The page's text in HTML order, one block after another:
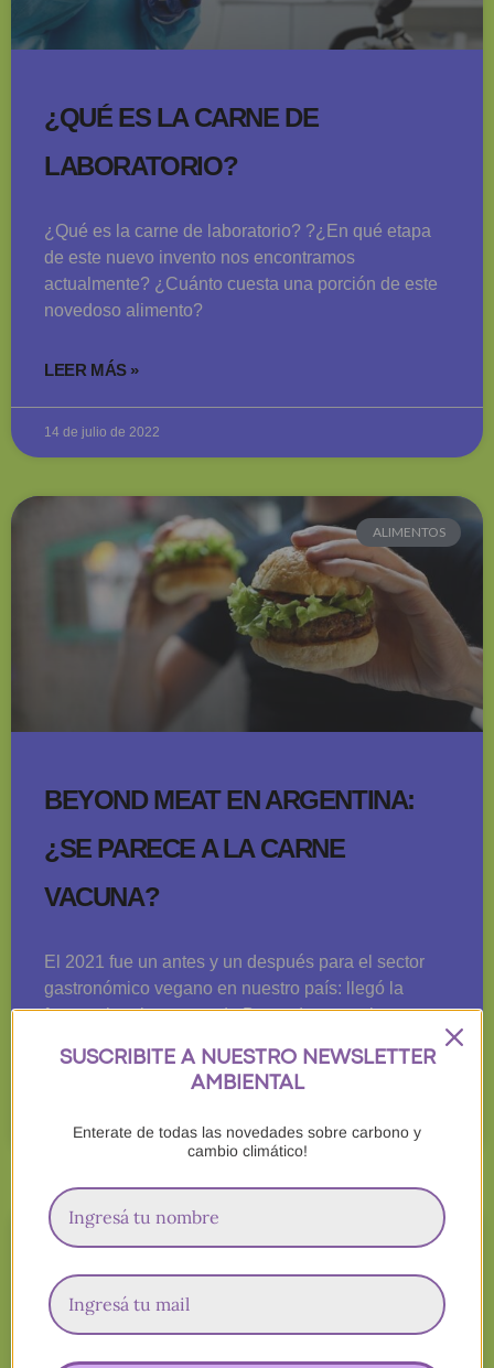
¿QUÉ ES LA CARNE DE
LABORATORIO?
¿Qué es la carne de laboratorio? ?¿En qué etapa
de este nuevo invento nos encontramos
actualmente? ¿Cuánto cuesta una porción de este
novedoso alimento?
LEER MÁS »
14 de julio de 2022
ALIMENTOS
BEYOND MEAT EN ARGENTINA:
¿SE PARECE A LA CARNE
VACUNA?
El 2021 fue un antes y un después para el sector
gastronómico vegano en nuestro país: llegó la
famosa hamburguesa de Beyond meat a la
27 de diciembre de 2021
ALIMENTOS
SUSCRIBITE A NUESTRO NEWSLETTER
AMBIENTAL
Enterate de todas las novedades sobre carbono y
cambio climático!